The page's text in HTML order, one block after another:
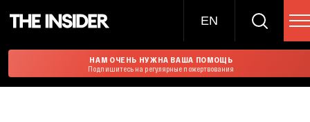
EN
НАМ ОЧЕНЬ НУЖНА ВАША ПОМОЩЬ
Подпишитесь на регулярные пожертвования